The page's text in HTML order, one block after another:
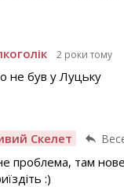
2 роки тому
не був у Луцьку
Скелет
проблема, там
:)